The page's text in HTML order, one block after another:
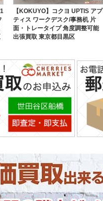
【KOKUYO】コクヨ UPTIS アプ
ティス ワークデスク/事務机 片
面・トレータイプ 角度調整可能
出張買取 東京都目黒区